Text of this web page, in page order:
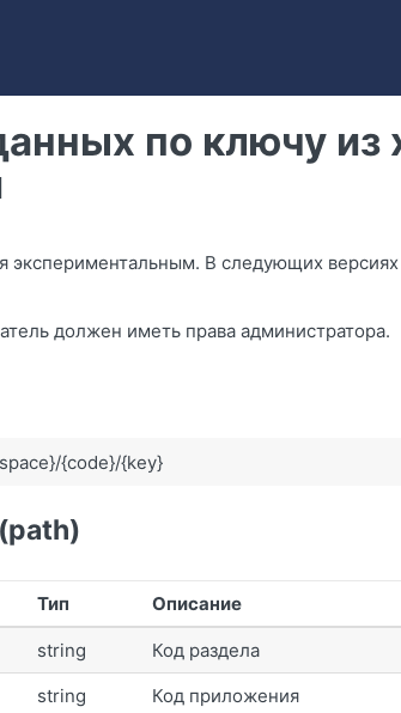
по ключу из
экспериментальным. В следующих
должен иметь права администратора.
{code}/{key}
Тип Описание
string Код раздела
string Код приложения